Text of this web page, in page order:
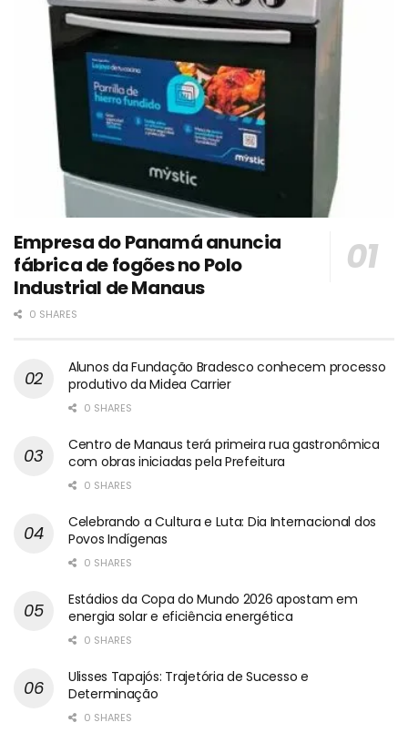
Empresa do Panamá anuncia
fábrica de fogões no Polo
Industrial de Manaus
0 SHARES
Alunos da Fundação Bradesco conhecem processo
produtivo da Midea Carrier
0 SHARES
Centro de Manaus terá primeira rua gastronômica
com obras iniciadas pela Prefeitura
0 SHARES
Celebrando a Cultura e Luta: Dia Internacional dos
Povos Indígenas
0 SHARES
Estádios da Copa do Mundo 2026 apostam em
energia solar e eficiência energética
0 SHARES
Ulisses Tapajós: Trajetória de Sucesso e
Determinação
0 SHARES